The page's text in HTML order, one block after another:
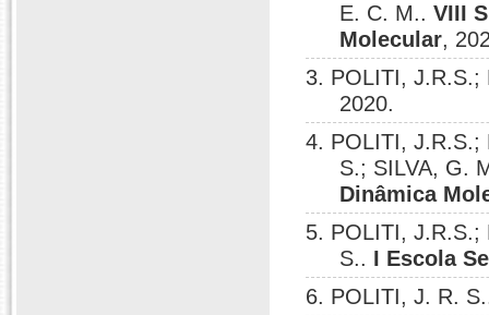
E. C. M..VIII
Molecular,
3. POLITI,
2020.
4. POLITI, J.R.S.;
S.; SILVA, G.
Dinâmica
5. POLITI, J.R.S.;
S.. I Escola
6. POLITI, J. R.